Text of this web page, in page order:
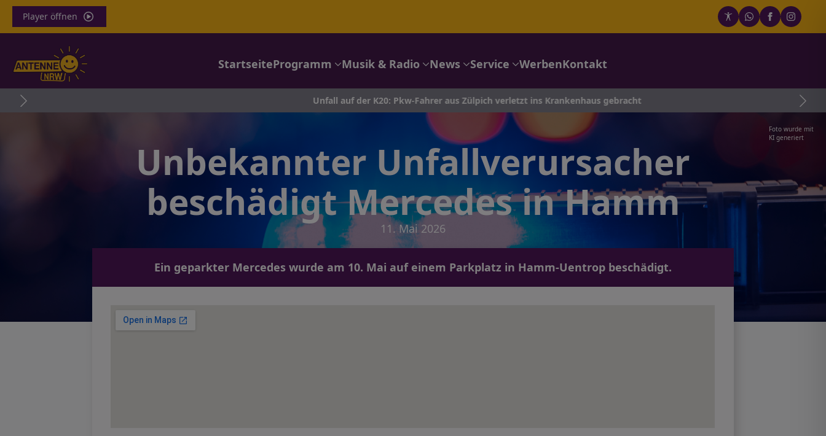
Player öffnen
StartseiteProgramm Musik & Radio News Service WerbenKontakt
Unfall auf der K20: Pkw-Fahrer aus Zülpich verletzt ins Krankenhaus gebracht
Foto wurde mit
KI generiert
Unbekannter Unfallverursacher
beschädigt Mercedes in Hamm
11. Mai 2026
Ein geparkter Mercedes wurde am 10. Mai auf einem Parkplatz in Hamm-Uentrop beschädigt.